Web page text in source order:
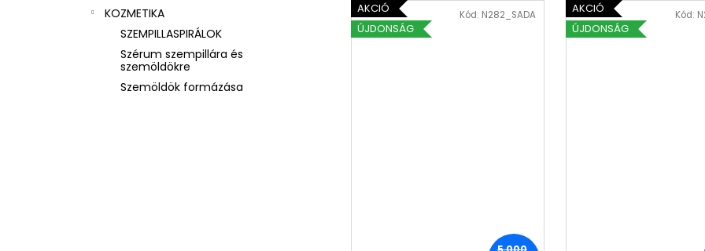
KOZMETIKA
SZEMPILLASPIRÁLOK
Szérum szempillára és
szemöldökre
Szemöldök formázása
AKCIÓ
ÚJDONSÁG
Kód: N282_SADA
AKCIÓ
ÚJDONSÁG
Kód: